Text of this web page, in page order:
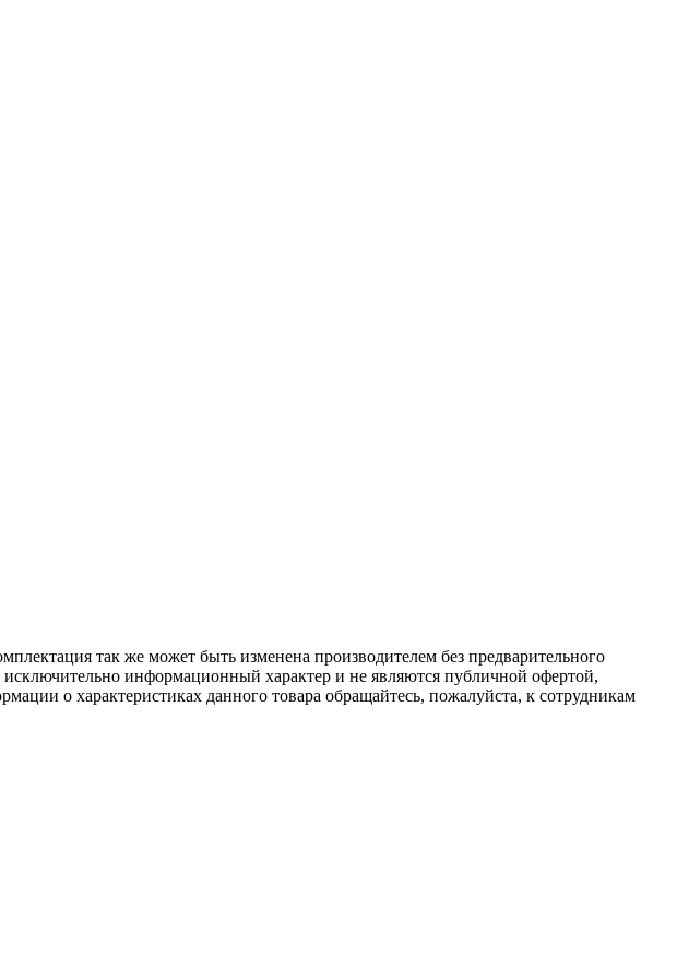
так же может быть изменена производителем без предварительного
информационный характер и не являются публичной офертой,
о характеристиках данного товара обращайтесь, пожалуйста, к сотрудникам